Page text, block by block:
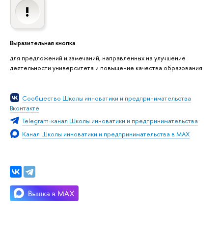
ыразительная кнопка
для предложений и замечаний, направленных на улучшение
деятельности университета и повышение качества образования
Сообщество Школы инноватики и предпринимательства
контакте
Telegram-канал Школы инноватики и предпринимательства
Канал Школы инноватики и предпринимательства в MAX